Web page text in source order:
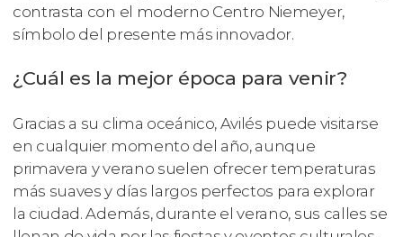
contrasta con el moderno Centro Niemeyer,
símbolo del presente más innovador.
¿Cuál es la mejor época para venir?
Gracias a su clima oceánico, Avilés puede visitarse
en cualquier momento del año, aunque
primavera y verano suelen ofrecer temperaturas
más suaves y días largos perfectos para explorar
la ciudad. Además, durante el verano, sus calles se